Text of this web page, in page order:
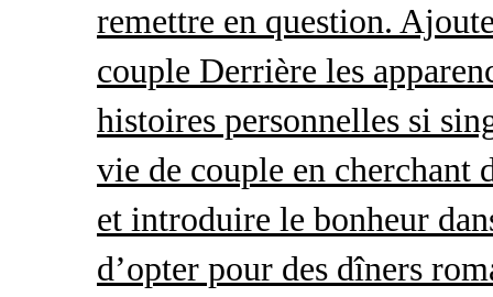
remettre en question.
couple Derrière les
histoires personnelles si
vie de couple en cherchant
et introduire le bonheur
d’opter pour des dîners